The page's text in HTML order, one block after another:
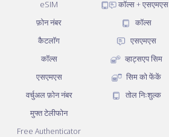
eSIM
फ़ोन नंबर
कैटलॉग
कॉल्स
एसएमएस
वर्चुअल फ़ोन नंबर
मुफ्त टेलीफोन
Free Authenticator
कॉल्स + एसएमएस
कॉल्स
एसएमएस
व्हाट्सएप सिम
सिम को फेंकें
तोल निःशुल्क